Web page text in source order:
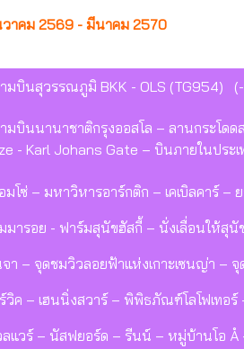
าคม 2569 - มีนาคม 2570
มบินสุวรรณภูมิ BKK - OLS (TG954)
มบินนานาชาติกรุงออสโล – ลานกระโดด
- Karl Johans Gate – บินภายในปร
มโซ่ – มหาวิหารอาร์กติก – เคเบิลคาร์ –
มารอย - ฟาร์มสุนัขฮัสกี้ – นั่งเลื่อนให้สุนั
จา – จุดชมวิวลอยฟ้าแห่งเกาะเซนญ่า – จุ
วิค – เฮนนิ่งสวาร์ – พิพิธภัณฑ์โลโฟเทอ
ลแวร์ – นัสฟยอร์ด – รีนน์ – หมู่บ้านโอ